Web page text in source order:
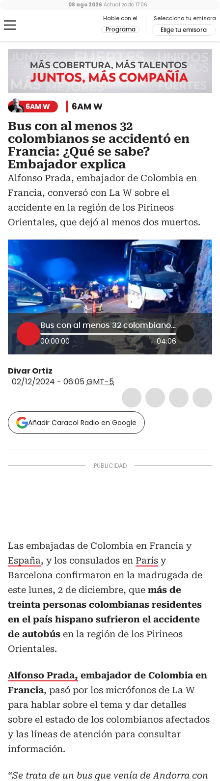
Hable con el
Programa
Selecciona tu emisora
Elige tu emisora
08 ago 2026 Actualizado 17:06
6AM W 6AM W
Bus con al menos 32
colombianos se accidentó en
Francia: ¿Qué se sabe?
Embajador explica
Alfonso Prada, embajador de Colombia en
Francia, conversó con La W sobre el
accidente en la región de los Pirineos
Orientales, que dejó al menos dos muertos.
Bus con al menos 32 colombianos se accidentó en Francia: ¿Qué se sabe? Embajador explica
00:00:00 04:06
Divar Ortiz
02/12/2024 - 06:05GMT-5
Añadir Caracol Radio en Google
Las embajadas de Colombia en Francia y
España, y los consulados en París y
Barcelona confirmaron en la madrugada de
este lunes, 2 de diciembre, que más de
treinta personas colombianas residentes
en el país hispano sufrieron el accidente
de autobús en la región de los Pirineos
Orientales.
Alfonso Prada, embajador de Colombia en
Francia, pasó por los micrófonos de La W
para hablar sobre el tema y dar detalles
sobre el estado de los colombianos afectados
y las líneas de atención para consultar
información.
“Se trata de un bus que venía de Andorra con